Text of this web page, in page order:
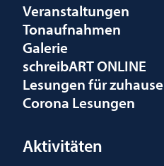
Veranstaltungen
Tonaufnahmen
Galerie
schreibART ONLINE
Lesungen für zuhause
Corona Lesungen
Aktivitäten